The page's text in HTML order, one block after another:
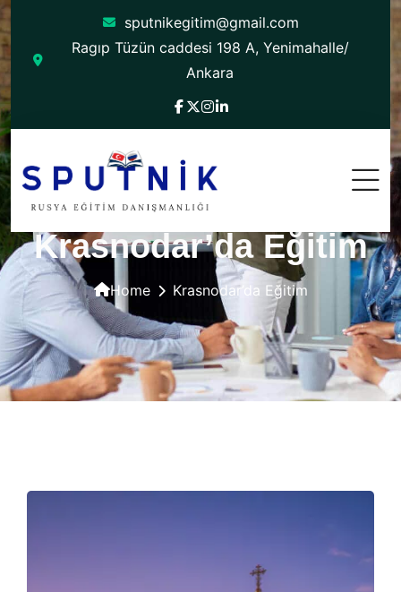
sputnikegitim@gmail.com
Ragıp Tüzün caddesi 198 A, Yenimahalle/
Ankara
Krasnodar’da Eğitim
Home Krasnodar’da Eğitim